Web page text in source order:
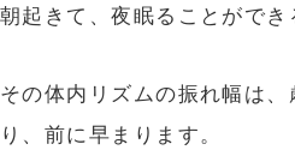
朝起きて、夜眠ることができ
その体内リズムの振れ幅は
り、前に早まります。